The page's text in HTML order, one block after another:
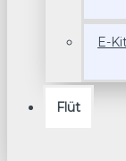
E-
Flüt